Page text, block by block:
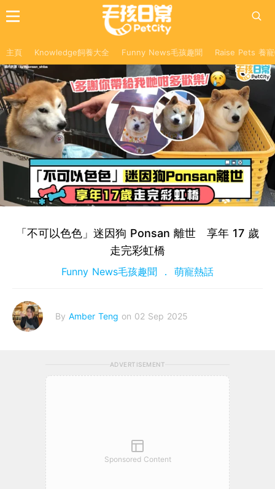
主頁 Knowledge飼養大全 Funny News毛孩趣聞 Raise Pets 養
「不可以色色」迷因狗 Ponsan 離世 享年 17 歲
走完彩虹橋
Funny News毛孩趣聞 萌寵熱話
By Amber Teng on 02 Sep 2025
ADVERTISEMENT
Sponsored Content